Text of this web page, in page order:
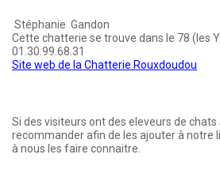
Stéphanie Gandon
Cette chatterie se trouve dans le 78 (les
01.30.99.68.31
Site web de la Chatterie Rouxdoudou
Si des visiteurs ont des eleveurs de chats
recommander afin de les ajouter à notre
à nous les faire connaitre.